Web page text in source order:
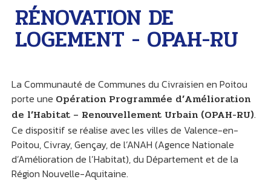
RÉNOVATION DE
LOGEMENT - OPAH-RU
La Communauté de Communes du Civraisien en Poitou
porte une Opération Programmée d’Amélioration
de l’Habitat – Renouvellement Urbain (OPAH-RU).
Ce dispositif se réalise avec les villes de Valence-en-
Poitou, Civray, Gençay, de l’ANAH (Agence Nationale
d’Amélioration de l’Habitat), du Département et de la
Région Nouvelle-Aquitaine.